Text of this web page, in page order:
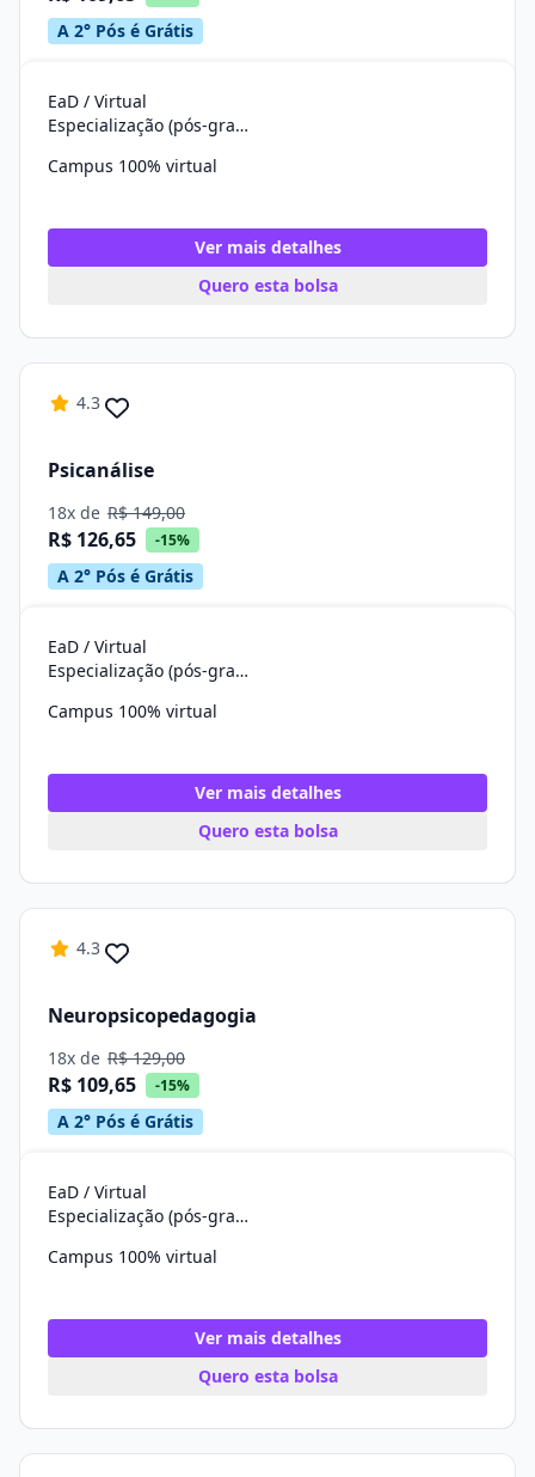
A 2° Pós é Grátis
EaD / Virtual
Especialização (pós-graduação)
Campus 100% virtual
Ver mais detalhes
Quero esta bolsa
4.3
Psicanálise
18x de R$ 149,00
R$ 126,65 -15%
A 2° Pós é Grátis
EaD / Virtual
Especialização (pós-graduação)
Campus 100% virtual
Ver mais detalhes
Quero esta bolsa
4.3
Neuropsicopedagogia
18x de R$ 129,00
R$ 109,65 -15%
A 2° Pós é Grátis
EaD / Virtual
Especialização (pós-graduação)
Campus 100% virtual
Ver mais detalhes
Quero esta bolsa